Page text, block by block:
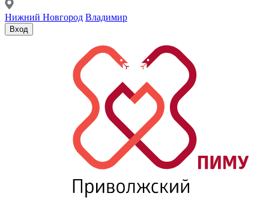
Нижний Новгород Владимир
Вход